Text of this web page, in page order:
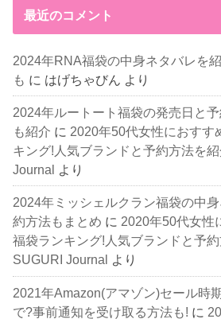
最近のコメント
2024年RNA福袋の中身ネタバレを
も に はげちゃびん より
2024年ルートート福袋の発売日と
も紹介 に 2020年50代女性におすす
キング!人気ブランドと予約方法を
Journal より
2024年ミッシェルクラン福袋の中
約方法もまとめ に 2020年50代女性
福袋ランキング!人気ブランドと予約
SUGURI Journal
より
2021年Amazon(アマゾン)セール時
で?事前通知を受け取る方法も! に